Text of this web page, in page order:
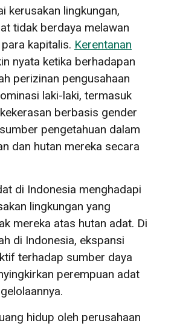
kerusakan lingkungan,
tidak berdaya melawan
kapitalis. Kerentanan
nyata ketika berhadapan
perizinan pengusahaan
laki-laki, termasuk
berbasis gender
pengetahuan dalam
dan hutan mereka secara
di Indonesia menghadapi
lingkungan yang
mereka atas hutan adat. Di
di Indonesia, ekspansi
terhadap sumber daya
perempuan adat
hidup oleh perusahaan